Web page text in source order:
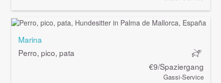
Marina
Perro, pico, pata
€9/Spaziergang
Gassi-Service